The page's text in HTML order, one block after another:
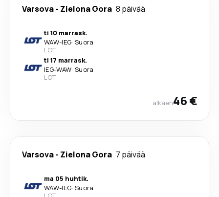
Varsova- Zielona Gora 8 päivää
ti 10 marrask.
WAW-IEG· Suora
LOT
ti 17 marrask.
IEG-WAW· Suora
LOT
alkaen46 €
Varsova- Zielona Gora 7 päivää
ma 05 huhtik.
WAW-IEG· Suora